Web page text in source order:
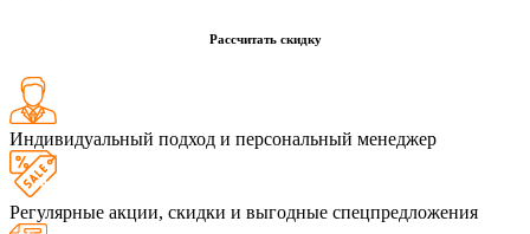
Рассчитать скидку
Индивидуальный подход и персональный менеджер
Регулярные акции, скидки и выгодные спецпредложения